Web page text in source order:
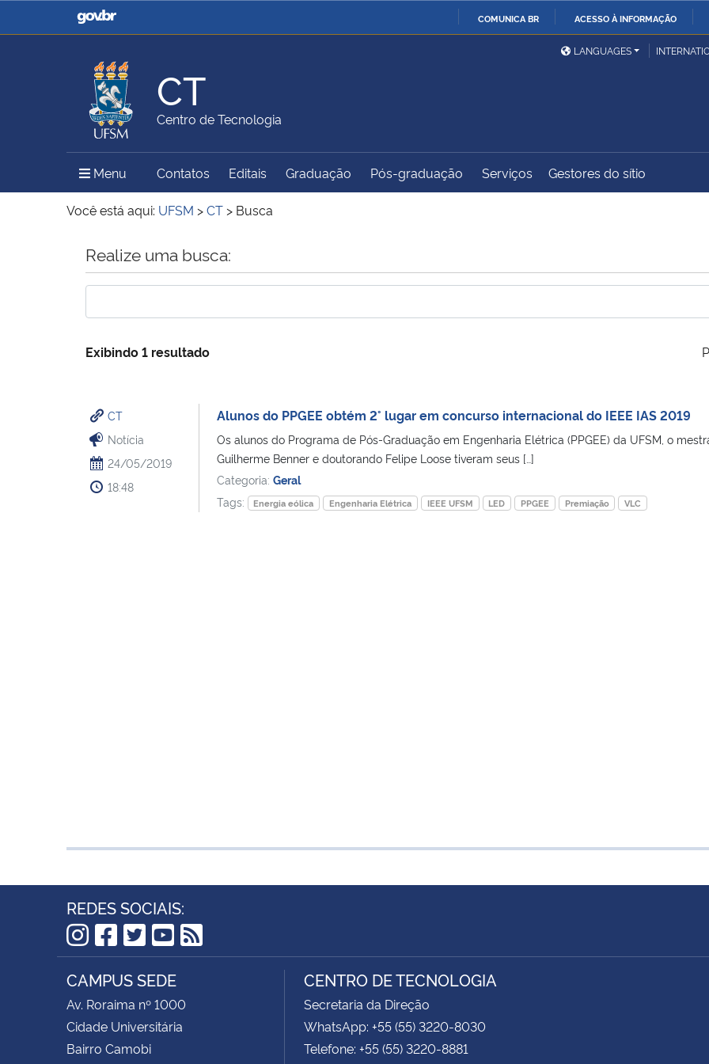
COMUNICA BR ACESSO À INFORMAÇÃO
Casa Civil
Ministério da Justiça e
Ministério da Defesa
Ministério das Relações
Exteriores
Ministério da Agricultura,
Pecuária e Abastecimento
Ministério do Meio Ambiente Ministério do Turismo
Ministério do
Controladoria-Geral da
LANGUAGES
CT
Centro de Tecnologia
Menu Menu Principal do Sítio
Contatos Editais Graduação Pós-graduação Serviços Gestores do sítio
Você está aqui: UFSM >CT > Busca
Início do conteúdo
Realize uma busca:
Exibindo 1 resultado
CT
Notícia
24/05/2019
18:48
Alunos do PPGEE obtém 2° lugar em concurso internacional do IEEE IAS 2019
Os alunos do Programa de Pós-Graduação em Engenharia Elétrica (PPGEE) da UFSM, o
Guilherme Benner e doutorando Felipe Loose tiveram seus […]
Categoria: Geral
Tags:
Energia eólica Engenharia Elétrica IEEE UFSM LED PPGEE Premiação VLC
REDES SOCIAIS:
Instagram
Facebook
Twitter
YouTube
RSS
CAMPUS SEDE
Av. Roraima nº 1000
Cidade Universitária
Bairro Camobi
CENTRO DE TECNOLOGIA
Secretaria da Direção
WhatsApp: +55 (55) 3220-8030
Telefone: +55 (55) 3220-8881